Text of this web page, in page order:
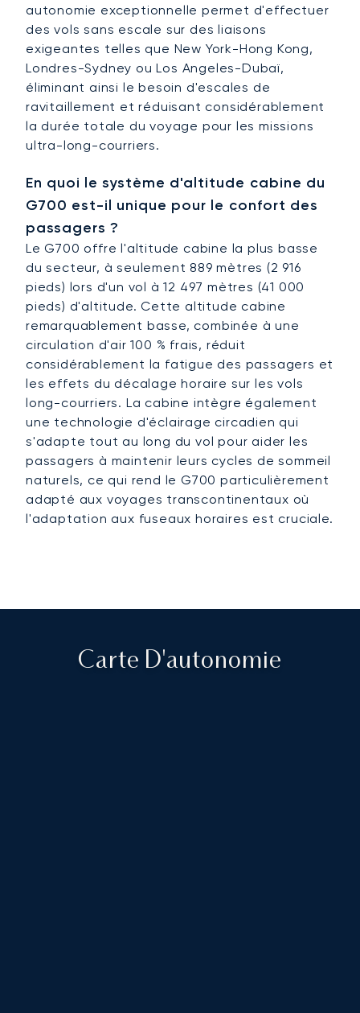
autonomie exceptionnelle permet d'effectuer
des vols sans escale sur des liaisons
exigeantes telles que New York-Hong Kong,
Londres-Sydney ou Los Angeles-Dubaï,
éliminant ainsi le besoin d'escales de
ravitaillement et réduisant considérablement
la durée totale du voyage pour les missions
ultra-long-courriers.
En quoi le système d'altitude cabine du
G700 est-il unique pour le confort des
passagers ?
Le G700 offre l'altitude cabine la plus basse
du secteur, à seulement 889 mètres (2 916
pieds) lors d'un vol à 12 497 mètres (41 000
pieds) d'altitude. Cette altitude cabine
remarquablement basse, combinée à une
circulation d'air 100 % frais, réduit
considérablement la fatigue des passagers et
les effets du décalage horaire sur les vols
long-courriers. La cabine intègre également
une technologie d'éclairage circadien qui
s'adapte tout au long du vol pour aider les
passagers à maintenir leurs cycles de sommeil
naturels, ce qui rend le G700 particulièrement
adapté aux voyages transcontinentaux où
l'adaptation aux fuseaux horaires est cruciale.
Carte D'autonomie